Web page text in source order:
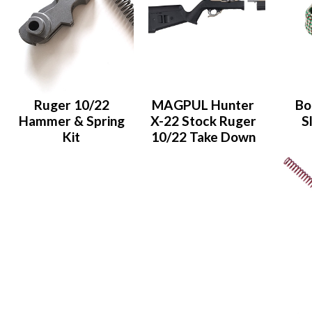
Ruger 10/22
Hammer & Spring
Kit
MAGPUL Hunter
X-22 Stock Ruger
10/22 Take Down